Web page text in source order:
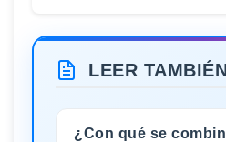
LEER TAMBIÉN
¿Con qué se